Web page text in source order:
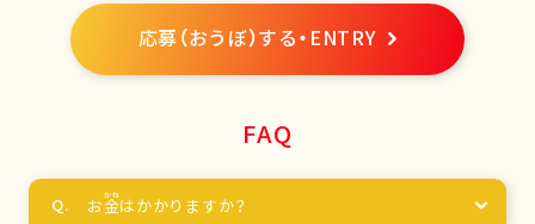
応募（おうぼ）する・ENTRY
FAQ
お金はかかりますか？